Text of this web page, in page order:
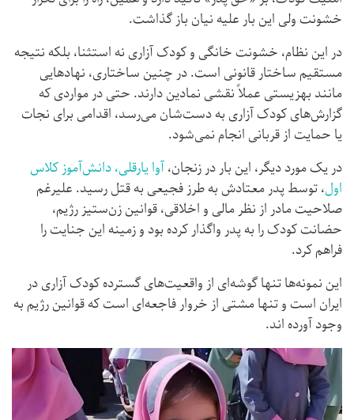
خشونت ولی این بار علیه نیان باز گذاشت.
در این نظام، خشونت خانگی و کودک آزاری نه استثنا، بلکه نتیجه
مستقیم ساختار قانونی است. در چنین ساختاری، نهادهایی
مانند بهزیستی عملاً نقشی نمادین دارند. حتی در مواردی که
گزارش‌های کودک آزاری به دست‌شان می‌رسد، اقدامی برای نجات
یا حمایت از قربانی انجام نمی‌شود.
در یک مورد دیگر، این بار در زنجان،آوا یارقلی، دانش‌آموز کلاس
اول، توسط پدر معتادش به طرز فجیعی به قتل رسید. علیرغم
صلاحیت مادر از نظر مالی و اخلاقی، قوانین زن‌ستیز رژیم،
حضانت کودک را به پدر واگذار کرده بود و زمینه این جنایت را
فراهم کرد.
این نمونه‌ها تنها گوشه‌ای از واقعیت‌های گسترده‌ کودک آزاری در
ایران است و تنها مشتی از خروار فاجعه‌ای است که قوانین رژیم به
وجود آورده اند.